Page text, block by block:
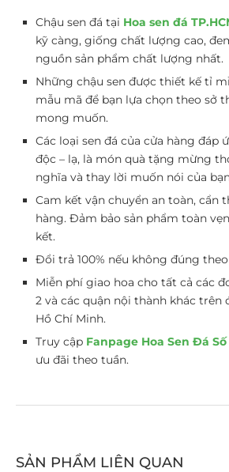
Chậu sen đá tại Hoa sen đá
kỹ càng, giống chất lượng cao,
nguồn sản phẩm chất lượng nhất.
Những chậu sen được thiết kế tỉ
mẫu mã để bạn lựa chọn theo sở
mong muốn.
Các loại sen đá của cửa hàng đáp
độc – lạ, là món quà tặng mừng
nghĩa và thay lời muốn nói của
Cam kết vận chuyển an toàn, cẩn
hàng. Đảm bảo sản phẩm toàn
kết.
Đổi trả 100% nếu không đúng
Miễn phí giao hoa cho tất cả các
2 và các quận nội thành khác trên
Hồ Chí Minh.
Truy cập Fanpage Hoa Sen Đá Số
ưu đãi theo tuần.
SẢN PHẨM LIÊN QUAN